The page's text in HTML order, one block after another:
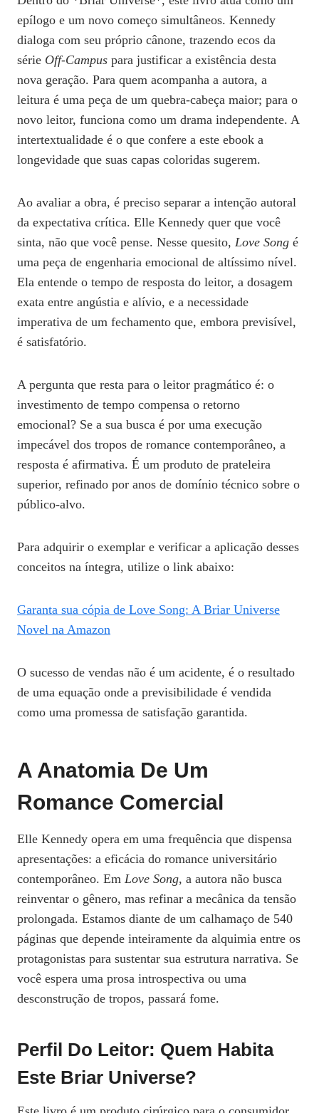
epílogo e um novo começo simultâneos. Kennedy
dialoga com seu próprio cânone, trazendo ecos da
série Off-Campus para justificar a existência desta
nova geração. Para quem acompanha a autora, a
leitura é uma peça de um quebra-cabeça maior; para o
novo leitor, funciona como um drama independente. A
intertextualidade é o que confere a este ebook a
longevidade que suas capas coloridas sugerem.
Ao avaliar a obra, é preciso separar a intenção autoral
da expectativa crítica. Elle Kennedy quer que você
sinta, não que você pense. Nesse quesito, Love Song é
uma peça de engenharia emocional de altíssimo nível.
Ela entende o tempo de resposta do leitor, a dosagem
exata entre angústia e alívio, e a necessidade
imperativa de um fechamento que, embora previsível,
é satisfatório.
A pergunta que resta para o leitor pragmático é: o
investimento de tempo compensa o retorno
emocional? Se a sua busca é por uma execução
impecável dos tropos de romance contemporâneo, a
resposta é afirmativa. É um produto de prateleira
superior, refinado por anos de domínio técnico sobre o
público-alvo.
Para adquirir o exemplar e verificar a aplicação desses
conceitos na íntegra, utilize o link abaixo:
Garanta sua cópia de Love Song: A Briar Universe
Novel na Amazon
O sucesso de vendas não é um acidente, é o resultado
de uma equação onde a previsibilidade é vendida
como uma promessa de satisfação garantida.
A Anatomia De Um
Romance Comercial
Elle Kennedy opera em uma frequência que dispensa
apresentações: a eficácia do romance universitário
contemporâneo. Em Love Song, a autora não busca
reinventar o gênero, mas refinar a mecânica da tensão
prolongada. Estamos diante de um calhamaço de 540
páginas que depende inteiramente da alquimia entre os
protagonistas para sustentar sua estrutura narrativa. Se
você espera uma prosa introspectiva ou uma
desconstrução de tropos, passará fome.
Perfil Do Leitor: Quem Habita
Este Briar Universe?